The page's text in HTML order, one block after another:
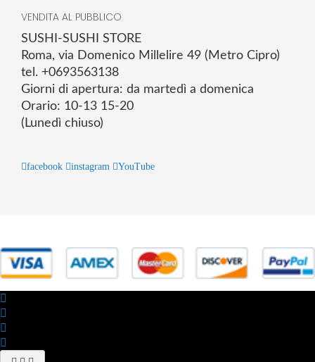
VENDITA AL PUBBLICO
SUSHI-SUSHI STORE
Roma, via Domenico Millelire 49 (Metro Cipro)
tel. +0693563138
Giorni di apertura: da martedì a domenica
Orario: 10-13 15-20
(Lunedì chiuso)
facebook instagram YouTube